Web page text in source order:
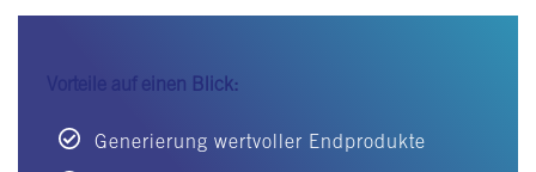
Vorteile auf einen Blick:
Generierung wertvoller Endprodukte